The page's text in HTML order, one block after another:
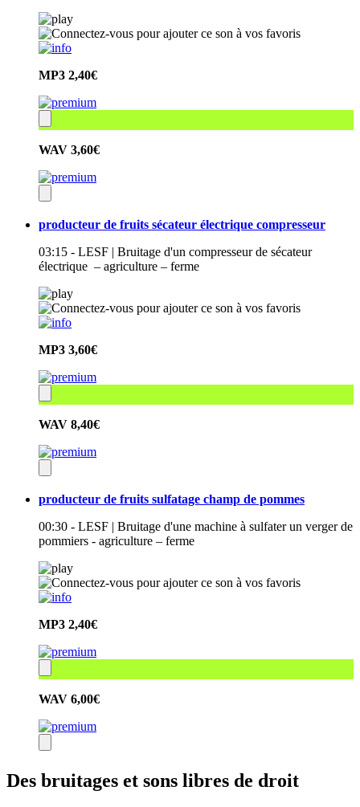
MP3 2,40€
WAV 3,60€
producteur de fruits sécateur électrique compresseur
03:15 - LESF | Bruitage d'un compresseur de sécateur
électrique – agriculture – ferme
MP3 3,60€
WAV 8,40€
producteur de fruits sulfatage champ de pommes
00:30 - LESF | Bruitage d'une machine à sulfater un verger de
pommiers - agriculture – ferme
MP3 2,40€
WAV 6,00€
Des bruitages et sons libres de droit